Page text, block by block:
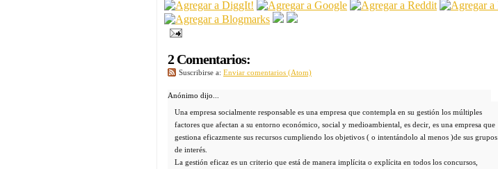
2 Comentarios:
Suscribirse a: Enviar comentarios (Atom)
Anónimo dijo...
Una empresa socialmente responsable es una empresa que contempla en su gestión los múltiples
factores que afectan a su entorno económico, social y medioambiental, es decir, es una empresa que
gestiona eficazmente sus recursos cumpliendo los objetivos ( o intentándolo al menos )de sus grupos
de interés.
La gestión eficaz es un criterio que está de manera implícita o explícita en todos los concursos,